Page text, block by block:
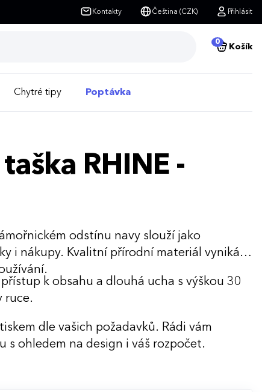
Kontakty Čeština (CZK) Přihlásit
0
Košík
Chytré tipy Poptávka
RHINE -
odstínu navy slouží jako
i nákupy. Kvalitní přírodní materiál vyniká
k obsahu a dlouhá ucha s výškou 30
ruce.
dle vašich požadavků. Rádi vám
ohledem na design i váš rozpočet.